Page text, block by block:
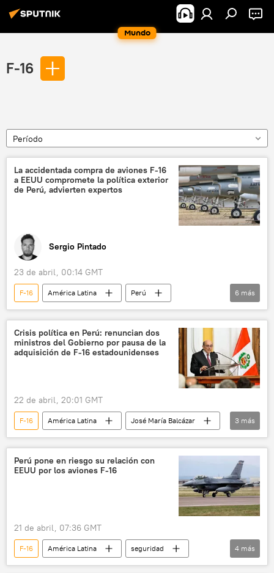
Mundo
F-16
Período
La accidentada compra de aviones F-16
a EEUU compromete la política exterior
de Perú, advierten expertos
Sergio Pintado
23 de abril, 00:14 GMT
F-16 América Latina
Perú
José María Balcázar
Donald Trump
EEUU
Washington
💬 Opinión y Análisis
🛡️ Fuerzas Armadas
6 más
Crisis política en Perú: renuncian dos
ministros del Gobierno por pausa de la
adquisición de F-16 estadounidenses
22 de abril, 20:01 GMT
F-16 América Latina
José María Balcázar
Perú
EEUU seguridad
3 más
Perú pone en riesgo su relación con
EEUU por los aviones F-16
21 de abril, 07:36 GMT
F-16 América Latina
seguridad
José María Balcázar
Perú
EEUU
4 más